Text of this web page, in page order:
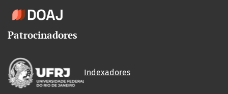
Patrocinadores
Indexadores